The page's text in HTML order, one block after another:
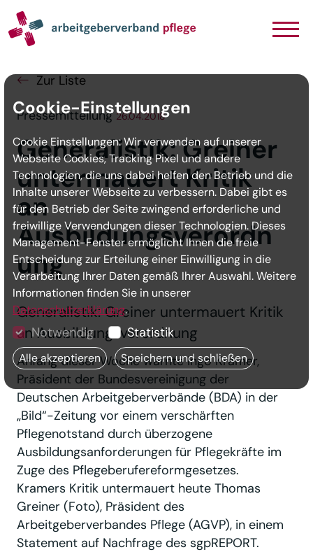
Navigation
Inhalt
Seitenabschluss
Zur Liste
Pressemitteilung 26.04.2018
Generalistik: Greiner
untermauert Kritik
an
Ausbildungsverordn
ung
Generalistik: Greiner untermauert Kritik
an Ausbildungsverordnung
Anfang dieser Woche warnte Ingo Kramer,
Präsident der Bundesvereinigung der
Deutschen Arbeitgeberverbände (BDA) in der
„Bild“-Zeitung vor einem verschärften
Pflegenotstand durch überzogene
Ausbildungsanforderungen für Pflegekräfte im
Zuge des Pflegeberufereformgesetzes.
Kramers Kritik untermauert heute Thomas
Greiner (Foto), Präsident des
Arbeitgeberverbandes Pflege (AGVP), in einem
Statement auf Nachfrage des sgpREPORT.
Cookie-Einstellungen
Cookie Einstellungen: Wir verwenden auf unserer
Webseite Cookies, Tracking Pixel und andere
Technologien, die uns dabei helfen den Betrieb und die
Inhalte unserer Webseite zu verbessern. Dabei gibt es
für den Betrieb der Seite zwingend erforderliche und
freiwillige Verwendungen dieser Technologien. Dieses
Management-Fenster ermöglicht Ihnen die freie
Entscheidung zur Erteilung einer Einwilligung in die
Verarbeitung Ihrer Daten gemäß Ihrer Auswahl. Weitere
Informationen finden Sie in unserer
Datenschutzerklärung.
Notwendig Statistik
Alle akzeptieren Speichern und schließen